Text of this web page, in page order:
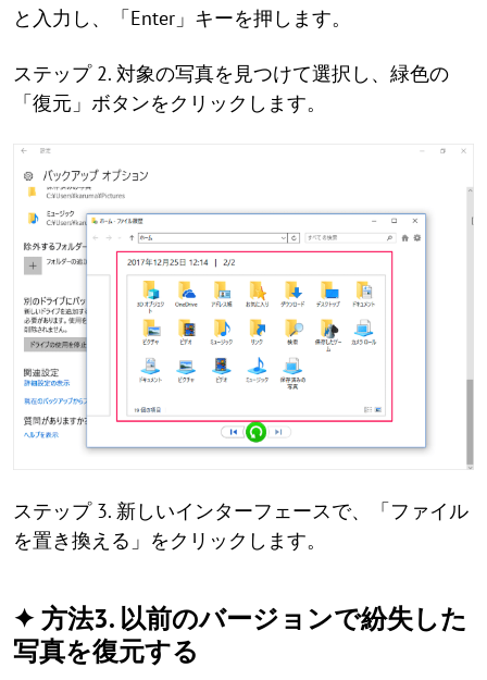
と入力し、「Enter」キーを押します。
ステップ 2. 対象の写真を見つけて選択し、緑色の
「復元」ボタンをクリックします。
ステップ 3. 新しいインターフェースで、「ファイル
を置き換える」をクリックします。
✦ 方法3. 以前のバージョンで紛失した
写真を復元する